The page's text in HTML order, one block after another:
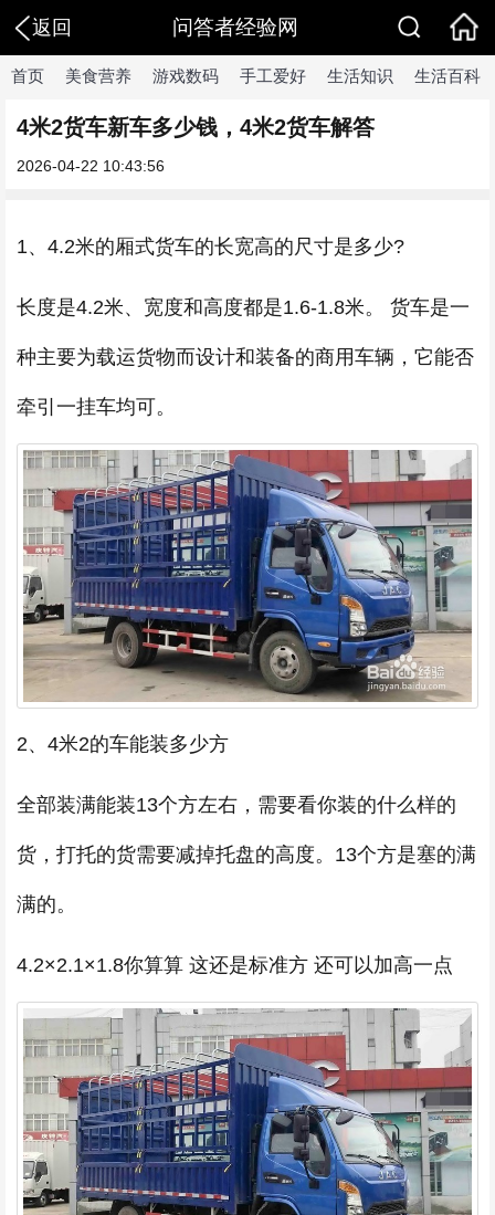
返回 问答者经验网
首页 美食营养 游戏数码 手工爱好 生活知识 生活百科
4米2货车新车多少钱，4米2货车解答
2026-04-22 10:43:56
1、4.2米的厢式货车的长宽高的尺寸是多少?
长度是4.2米、宽度和高度都是1.6-1.8米。 货车是一
种主要为载运货物而设计和装备的商用车辆，它能否
牵引一挂车均可。
2、4米2的车能装多少方
全部装满能装13个方左右，需要看你装的什么样的
货，打托的货需要减掉托盘的高度。13个方是塞的满
满的。
4.2×2.1×1.8你算算 这还是标准方 还可以加高一点